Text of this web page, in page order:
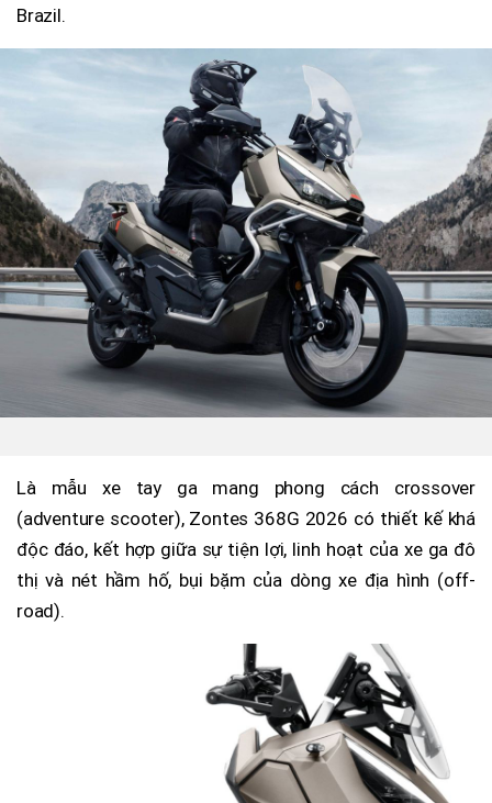
Brazil.
Là mẫu xe tay ga mang phong cách crossover
(adventure scooter), Zontes 368G 2026 có thiết kế khá
độc đáo, kết hợp giữa sự tiện lợi, linh hoạt của xe ga đô
thị và nét hầm hố, bụi bặm của dòng xe địa hình (off-
road).